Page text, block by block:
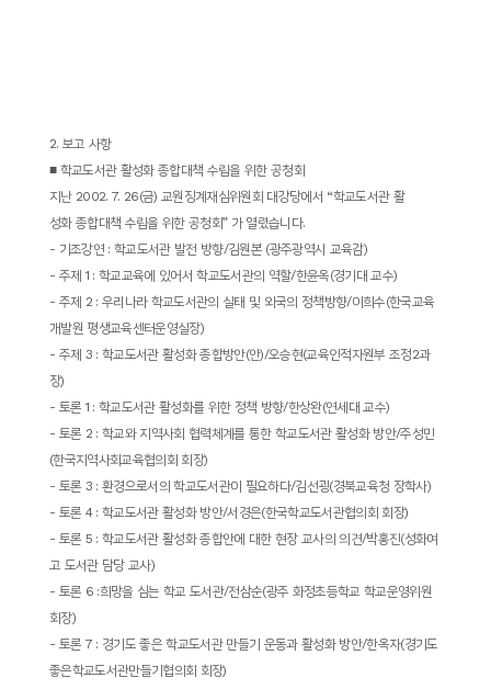
2. 보고 사항
■ 학교도서관 활성화 종합대책 수립을 위한 공청회
지난 2002. 7. 26(금)교원징계재심위원회 대강당에서 “학교도서관 활
성화 종합대책 수립을 위한 공청회” 가 열렸습니다.
- 기조강연 :학교도서관 발전 방향/김원본 (광주광역시 교육감)
- 주제 1 :학교교육에 있어서 학교도서관의 역할/한윤옥(경기대 교수)
- 주제 2 :우리나라 학교도서관의 실태 및 외국의 정책방향/이희수(한국교육
개발원 평생교육센터운영실장)
- 주제 3 :학교도서관 활성화 종합방안(안)/오승현(교육인적자원부 조정2과
장)
- 토론 1 :학교도서관 활성화를 위한 정책 방향/한상완(연세대 교수)
- 토론 2 :학교와 지역사회 협력체계를 통한 학교도서관 활성화 방안/주성민
(한국지역사회교육협의회 회장)
- 토론 3 :환경으로서의 학교도서관이 필요하다/김선굉(경북교육청 장학사)
- 토론 4 :학교도서관 활성화 방안/서경은(한국학교도서관협의회 회장)
- 토론 5 :학교도서관 활성화 종합안에 대한 현장 교사의 의견/박홍진(성화여
고 도서관 담당 교사)
- 토론 6 :희망을 심는 학교 도서관/전삼순(광주 화정초등학교 학교운영위원
회장)
- 토론 7 : 경기도 좋은 학교도서관 만들기 운동과 활성화 방안/한옥자(경기도
좋은학교도서관만들기협의회 회장)